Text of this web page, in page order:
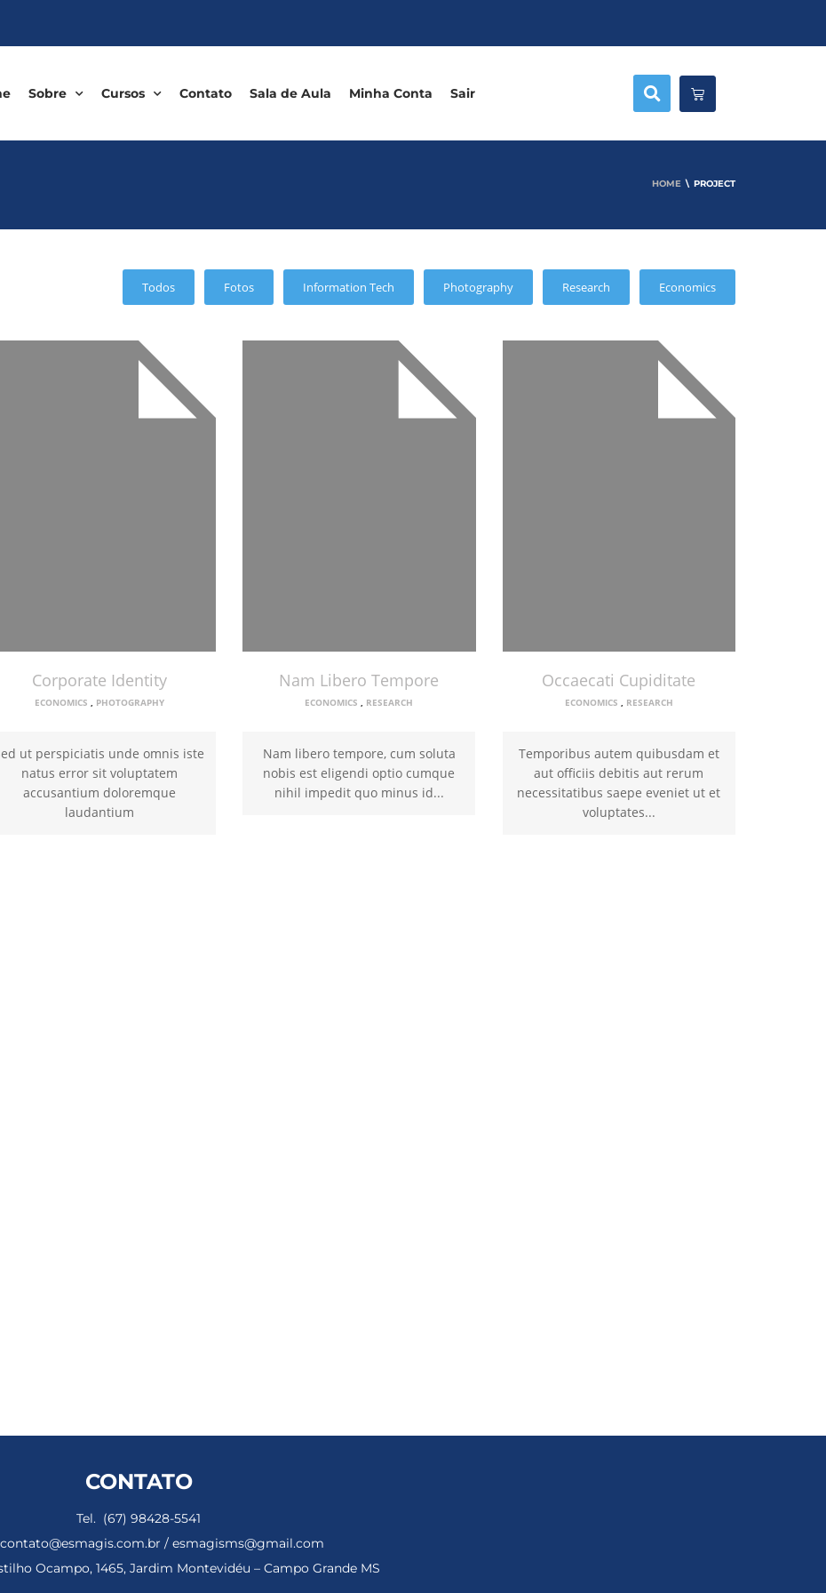
Sobre Cursos Contato Sala de Aula Minha Conta Sair
HOME PROJECT
Todos Fotos Information Tech Photography Research Economics
Corporate Identity
ECONOMICS , PHOTOGRAPHY
ut perspiciatis unde omnis iste
natus error sit voluptatem
accusantium doloremque
laudantium
Nam Libero Tempore
ECONOMICS , RESEARCH
Nam libero tempore, cum soluta
nobis est eligendi optio cumque
nihil impedit quo minus id...
Occaecati Cupiditate
ECONOMICS , RESEARCH
Temporibus autem quibusdam et
aut officiis debitis aut rerum
necessitatibus saepe eveniet ut et
voluptates...
CONTATO
Tel. (67) 98428-5541
/ esmagisms@gmail.com
Ocampo, 1465, Jardim Montevidéu – Campo Grande MS